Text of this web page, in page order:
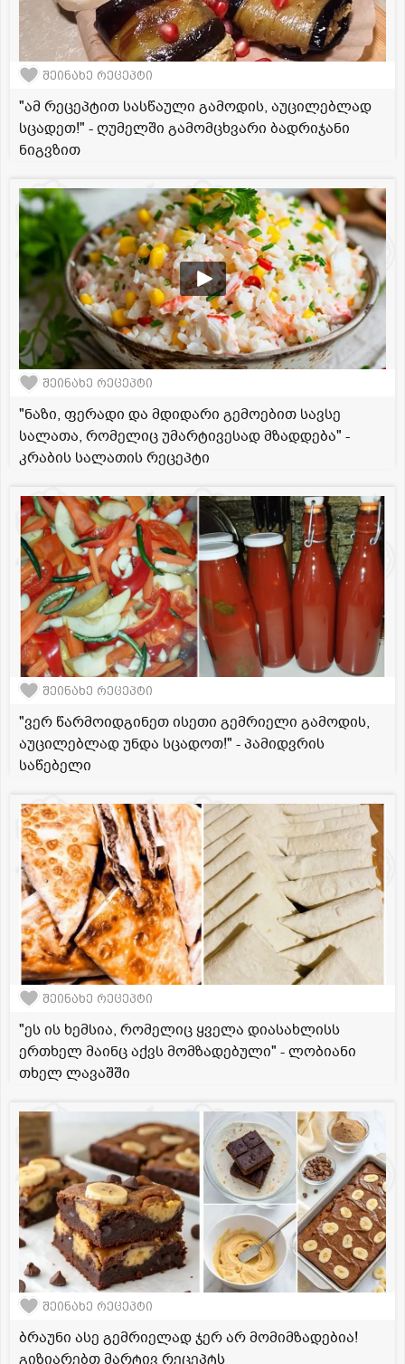
შეინახე რეცეპტი
"ამ რეცეპტით სასწაული გამოდის, აუცილებლად
სცადეთ!" - ღუმელში გამომცხვარი ბადრიჯანი
ნიგვზით
შეინახე რეცეპტი
"ნაზი, ფერადი და მდიდარი გემოებით სავსე
სალათა, რომელიც უმარტივესად მზადდება" -
კრაბის სალათის რეცეპტი
შეინახე რეცეპტი
"ვერ წარმოიდგინეთ ისეთი გემრიელი გამოდის,
აუცილებლად უნდა სცადოთ!" - პამიდვრის
საწებელი
შეინახე რეცეპტი
"ეს ის ხემსია, რომელიც ყველა დიასახლისს
ერთხელ მაინც აქვს მომზადებული" - ლობიანი
თხელ ლავაშში
შეინახე რეცეპტი
ბრაუნი ასე გემრიელად ჯერ არ მომიმზადებია!
გიზიარებთ მარტივ რეცეპტს